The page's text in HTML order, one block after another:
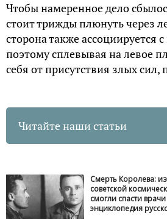
Чтобы намеренное дело
стоит трижды плюнуть через
сторона также ассоциируется
поэтому сплевывая на левое
себя от присутствия злых
Читайте наши статьи
Смерть Королева:
советской
смогли спасти
энциклопедия